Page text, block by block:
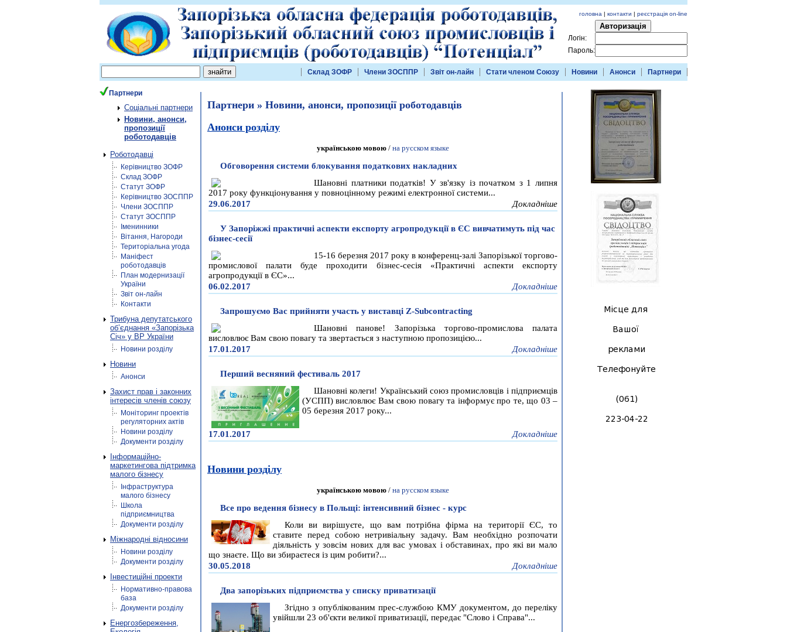
головна | контакти | реєстрація on-line
Авторизація
Логін:
Пароль:
Склад ЗОФР Члени ЗОСППР Звіт он-лайн Стати членом Союзу Новини Анонси Партнери
Партнери
Соціальні партнери
Новини, анонси,
пропозиції
роботодавців
Роботодавці
Керівництво ЗОФР
Склад ЗОФР
Статут ЗОФР
Керівництво ЗОСППР
Члени ЗОСППР
Статут ЗОСППР
Іменинники
Вітання, Нагороди
Територіальна угода
Маніфест
роботодавців
План модернизації
України
Звіт он-лайн
Контакти
Трибуна депутатського
об’єднання «Запорізька
Січ» у ВР України
Новини розділу
Новини
Анонси
Захист прав і законних
інтересів членів союзу
Моніторинг проектів
регуляторних актів
Новини розділу
Документи розділу
Інформаційно-
маркетингова підтримка
малого бізнесу
Інфраструктура
малого бізнесу
Школа
підприємництва
Документи розділу
Міжнародні відносини
Новини розділу
Документи розділу
Інвестиційні проекти
Нормативно-правова
база
Документи розділу
Енергозбереження,
Партнери » Новини, анонси, пропозиції роботодавців
Анонси розділу
українською мовою / на русском языке
Обговорення системи блокування податкових накладних
Шановні платники податків! У зв'язку із початком з 1 липня
2017 року функціонування у повноцінному режимі електронної системи...
29.06.2017
Докладніше
У Запоріжжі практичні аспекти експорту агропродукції в ЄС вивчатимуть під час
бізнес-сесії
15-16 березня 2017 року в конференц-залі Запорізької торгово-
промислової палати буде проходити бізнес-сесія «Практичні аспекти експорту
агропродукції в ЄС»...
06.02.2017
Докладніше
Запрошуємо Вас прийняти участь у виставці Z-Subcontracting
Шановні панове! Запорізька торгово-промислова палата
висловлює Вам свою повагу та звертається з наступною пропозицією...
17.01.2017
Докладніше
Перший весняний фестиваль 2017
Шановні колеги! Український союз промисловців і підприємців
(УСПП) висловлює Вам свою повагу та інформує про те, що 03 –
05 березня 2017 року...
17.01.2017 Докладніше
Новини розділу
українською мовою / на русском языке
Все про ведення бізнесу в Польщі: інтенсивний бізнес - курс
Коли ви вирішуєте, що вам потрібна фірма на території ЄС, то
ставите перед собою нетривіальну задачу. Вам необхідно розпочати
діяльність у зовсім нових для вас умовах і обставинах, про які ви мало
що знаєте. Що ви збираєтеся із цим робити?...
30.05.2018
Докладніше
Два запорізьких підприємства у списку приватизації
Згідно з опублікованим прес-службою КМУ документом, до переліку
увійшли 23 об'єкти великої приватизації, передає "Слово і Справа"...